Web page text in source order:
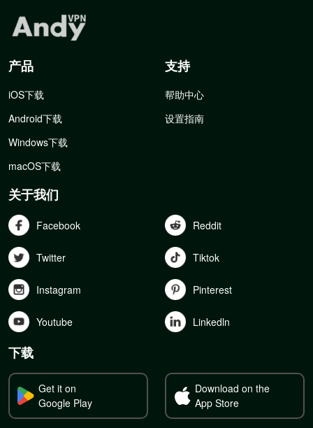
产品
iOS下载
Android下载
Windows下载
macOS下载
支持
帮助中心
设置指南
关于我们
Facebook Reddit
Twitter Tiktok
Instagram Pinterest
Youtube Linkedln
下载
Get it on
Google Play
Download on the
App Store